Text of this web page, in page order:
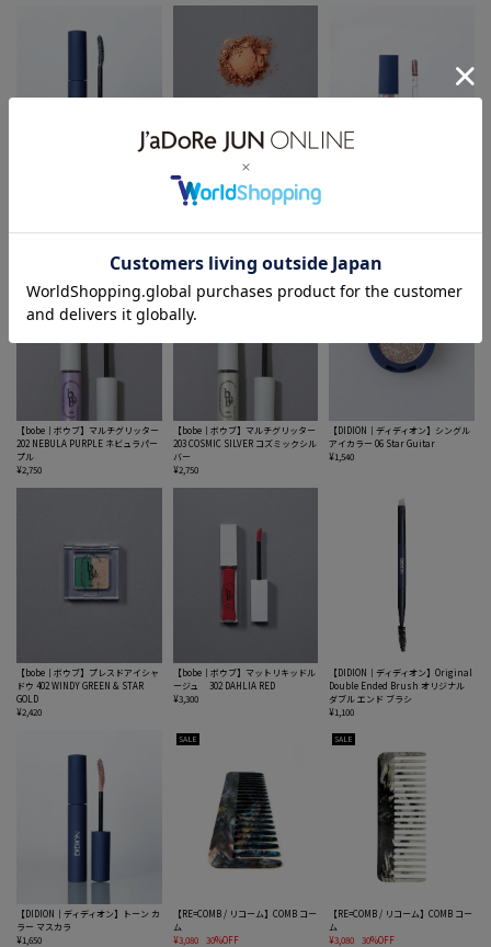
【bobe｜ボウブ】プレスドアイシャ
ドウ 401 COPPER ORANGE コッパー
【bobe｜ボウブ】マルチグリッター
202 NEBULA PURPLE ネビュラパー
プル
¥2,750
【bobe｜ボウブ】マルチグリッター
203 COSMIC SILVER コズミックシル
バー
¥2,750
【DIDION｜ディディオン】シングル
アイカラー 06 Star Guitar
¥1,540
【bobe｜ボウブ】プレスドアイシャ
ドウ 402 WINDY GREEN & STAR
GOLD
¥2,420
【bobe｜ボウブ】マットリキッドル
ージュ 302 DAHLIA RED
¥3,300
【DIDION｜ディディオン】Original
Double Ended Brush オリジナル
ダブル エンド ブラシ
¥1,100
【DIDION｜ディディオン】トーン カ
ラー マスカラ
¥1,650
SALE
【RE=COMB / リコーム】COMB コー
ム
¥3,080
30%OFF
SALE
【RE=COMB / リコーム】COMB コー
ム
¥3,080
30%OFF